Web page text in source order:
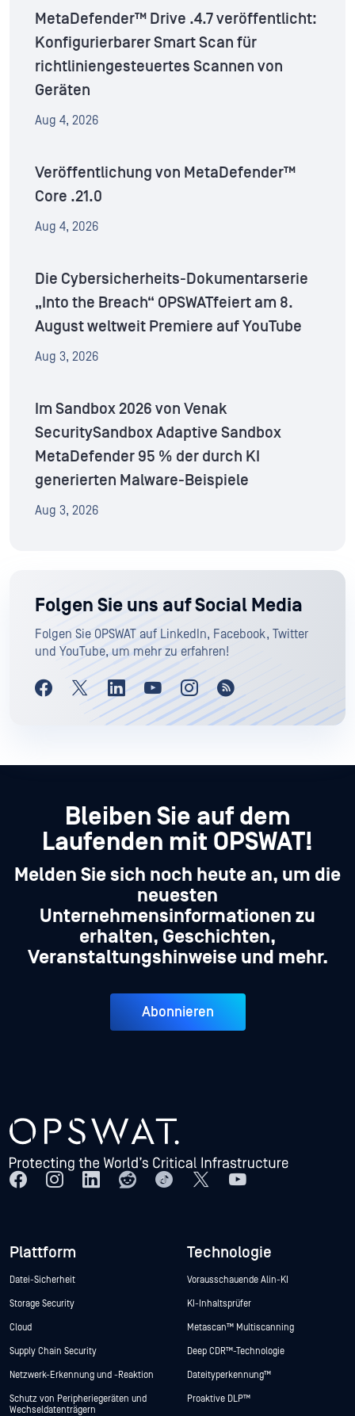
MetaDefender™ Drive .4.7 veröffentlicht:
Konfigurierbarer Smart Scan für
richtliniengesteuertes Scannen von
Geräten
Aug 4, 2026
Veröffentlichung von MetaDefender™
Core .21.0
Aug 4, 2026
Die Cybersicherheits-Dokumentarserie
„Into the Breach“ OPSWATfeiert am 8.
August weltweit Premiere auf YouTube
Aug 3, 2026
Im Sandbox 2026 von Venak
SecuritySandbox Adaptive Sandbox
MetaDefender 95 % der durch KI
generierten Malware-Beispiele
Aug 3, 2026
Folgen Sie uns auf Social Media
Folgen Sie OPSWAT auf LinkedIn, Facebook, Twitter
und YouTube, um mehr zu erfahren!
Bleiben Sie auf dem
Laufenden mit OPSWAT!
Melden Sie sich noch heute an, um die
neuesten
Unternehmensinformationen zu
erhalten, Geschichten,
Veranstaltungshinweise und mehr.
Abonnieren
Plattform
Datei-Sicherheit
Storage Security
Cloud
Supply Chain Security
Netzwerk-Erkennung und -Reaktion
Schutz von Peripheriegeräten und
Wechseldatenträgern
Technologie
Vorausschauende Alin-KI
KI-Inhaltsprüfer
Metascan™ Multiscanning
Deep CDR™-Technologie
Dateityperkennung™
Proaktive DLP™